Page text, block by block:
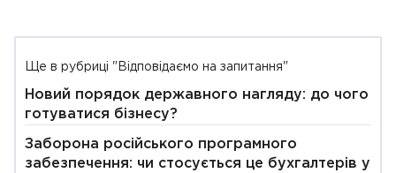
Ще в рубриці "Відповідаємо на запитання"
Новий порядок державного нагляду: до чого
готуватися бізнесу?
Заборона російського програмного
забезпечення: чи стосується це бухгалтерів у